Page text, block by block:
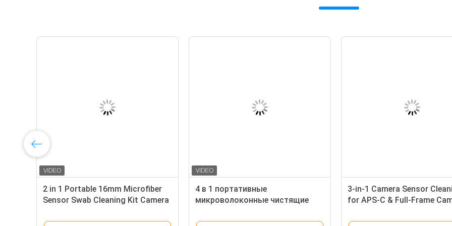
2 в 1 микроволокно APS-C
сенсор очистки мазки CMOS Кит
жидкостью
2 in 1 Portable 16mm Microfiber
Sensor Swab Cleaning Kit Camera
with Liquid
4 в 1 портативные
микроволоконные
Компьютерный